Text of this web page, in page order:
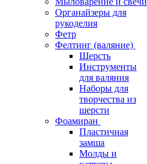
Органайзеры для
рукоделия
Фетр
Фелтинг (валяние)
Шерсть
Инструменты
для валяния
Наборы для
творчества из
шерсти
Фоамиран
Пластичная
замша
Молды и